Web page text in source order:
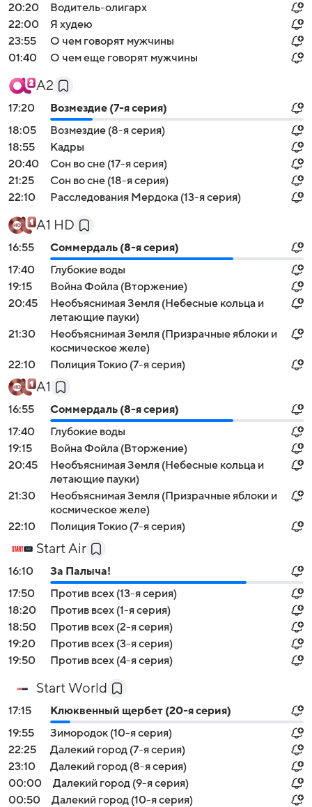
20:20
Водитель-олигарх
22:00
Я худею
23:55
О чем говорят мужчины
01:40
О чем еще говорят мужчины
А2
17:20
Возмездие (7-я серия)
18:05
Возмездие (8-я серия)
18:55
Кадры
20:40
Сон во сне (17-я серия)
21:25
Сон во сне (18-я серия)
22:10
Расследования Мердока (13-я серия)
А1 HD
16:55
Соммердаль (8-я серия)
17:40
Глубокие воды
19:15
Война Фойла (Вторжение)
20:45
Необъяснимая Земля (Небесные кольца и
летающие пауки)
21:30
Необъяснимая Земля (Призрачные яблоки и
космическое желе)
22:10
Полиция Токио (7-я серия)
А1
16:55
Соммердаль (8-я серия)
17:40
Глубокие воды
19:15
Война Фойла (Вторжение)
20:45
Необъяснимая Земля (Небесные кольца и
летающие пауки)
21:30
Необъяснимая Земля (Призрачные яблоки и
космическое желе)
22:10
Полиция Токио (7-я серия)
Start Air
16:10
За Палыча!
17:50
Против всех (13-я серия)
18:20
Против всех (1-я серия)
18:50
Против всех (2-я серия)
19:20
Против всех (3-я серия)
19:50
Против всех (4-я серия)
Start World
17:15
Клюквенный щербет (20-я серия)
19:55
Зимородок (10-я серия)
22:25
Далекий город (7-я серия)
23:10
Далекий город (8-я серия)
00:00
Далекий город (9-я серия)
00:50
Далекий город (10-я серия)